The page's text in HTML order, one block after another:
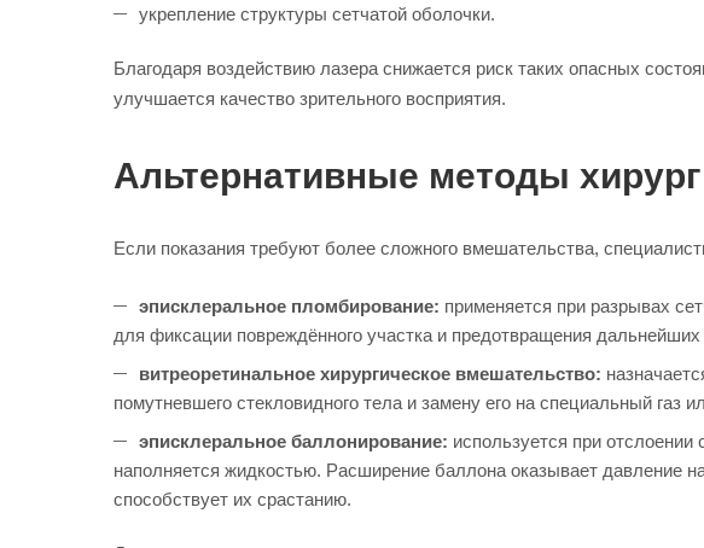
укрепление структуры сетчатой оболочки.
Благодаря воздействию лазера снижается риск таких опасных
улучшается качество зрительного восприятия.
Альтернативные методы
Если показания требуют более сложного вмешательства,
эписклеральное пломбирование: применяется при разрывах
для фиксации повреждённого участка и предотвращения
витреоретинальное хирургическое вмешательство:
помутневшего стекловидного тела и замену его на специальный
эписклеральное баллонирование: используется при
наполняется жидкостью. Расширение баллона оказывает давление
способствует их срастанию.